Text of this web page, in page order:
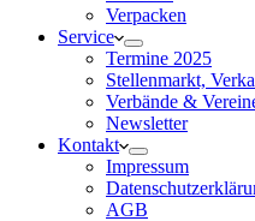
Verpacken
Service
Termine 2025
Stellenmarkt,
Verbände &
Newsletter
Kontakt
Impressum
AGB